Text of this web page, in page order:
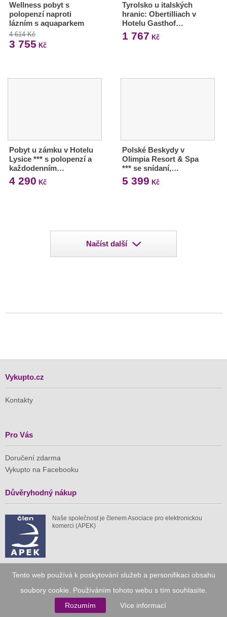
Tento web používá k poskytování služeb a personifikaci obsahu
soubory cookie. Používáním tohoto webu s tím souhlasíte.
Rozumím
Více informací
Wellness pobyt s
polopenzí naproti
lázním s aquaparkem
4 614 Kč
3 755 Kč
Tyrolsko u italských
hranic: Obertilliach v
Hotelu Gasthof…
1 767 Kč
Pobyt u zámku v Hotelu
Lysice *** s polopenzí a
každodenním…
4 290 Kč
Polské Beskydy v
Olimpia Resort & Spa
*** se snídaní,…
5 399 Kč
Načíst další
Vykupto.cz
Kontakty
Pro Vás
Doručení zdarma
Vykupto na Facebooku
Důvěryhodný nákup
Naše společnost je členem Asociace pro elektronickou
komerci (APEK)
Již od roku 2010
1 511 mil.